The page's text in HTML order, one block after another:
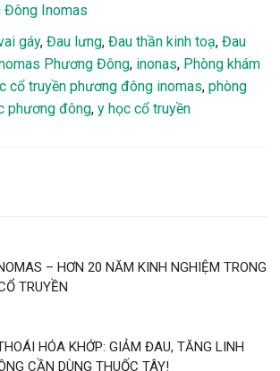
Đông Inomas
gáy, Đau lưng, Đau thần kinh toạ, Đau
Phương Đông, inonas, Phòng khám
cổ truyền phương đông inomas, phòng
phương đông, y học cổ truyền
– HƠN 20 NĂM KINH NGHIỆM TRONG
TRUYỀN
HÓA KHỚP: GIẢM ĐAU, TĂNG LINH
CẦN DÙNG THUỐC TÂY!